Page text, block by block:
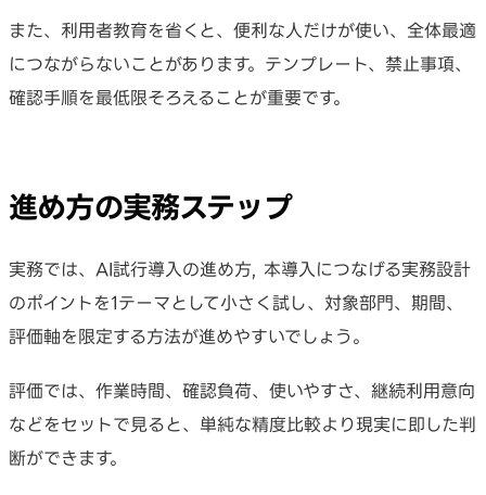
また、利用者教育を省くと、便利な人だけが使い、全体最適
につながらないことがあります。テンプレート、禁止事項、
確認手順を最低限そろえることが重要です。
進め方の実務ステップ
実務では、AI試行導入の進め方, 本導入につなげる実務設計
のポイントを1テーマとして小さく試し、対象部門、期間、
評価軸を限定する方法が進めやすいでしょう。
評価では、作業時間、確認負荷、使いやすさ、継続利用意向
などをセットで見ると、単純な精度比較より現実に即した判
断ができます。